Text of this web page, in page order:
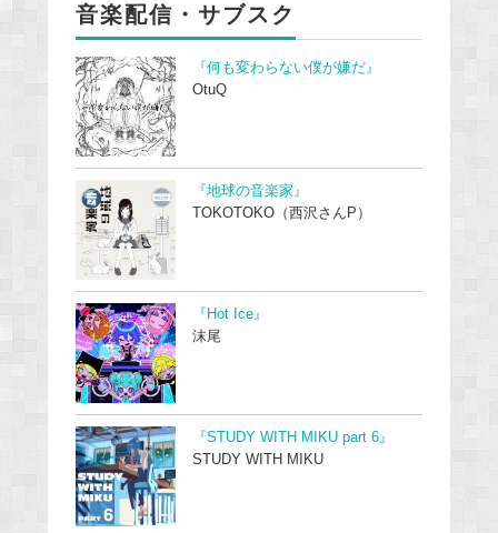
音楽配信・サブスク
『何も変わらない僕が嫌だ』
OtuQ
『地球の音楽家』
TOKOTOKO（西沢さんP）
『Hot Ice』
沫尾
『STUDY WITH MIKU part 6』
STUDY WITH MIKU